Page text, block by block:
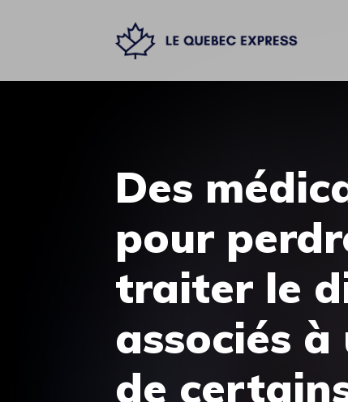
Des
pour
traiter le
associés
de